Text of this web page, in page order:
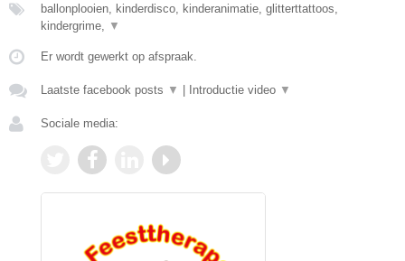
ballonplooien, kinderdisco, kinderanimatie, glitterttattoos,
kindergrime,
▼
Er wordt gewerkt op afspraak.
Laatste facebook posts ▼ | Introductie video ▼
Sociale media: